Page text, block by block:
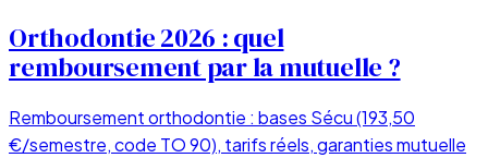
Orthodontie 2026 : quel
remboursement par la mutuelle ?
Remboursement orthodontie : bases Sécu (193,50
€/semestre, code TO 90), tarifs réels, garanties mutuelle